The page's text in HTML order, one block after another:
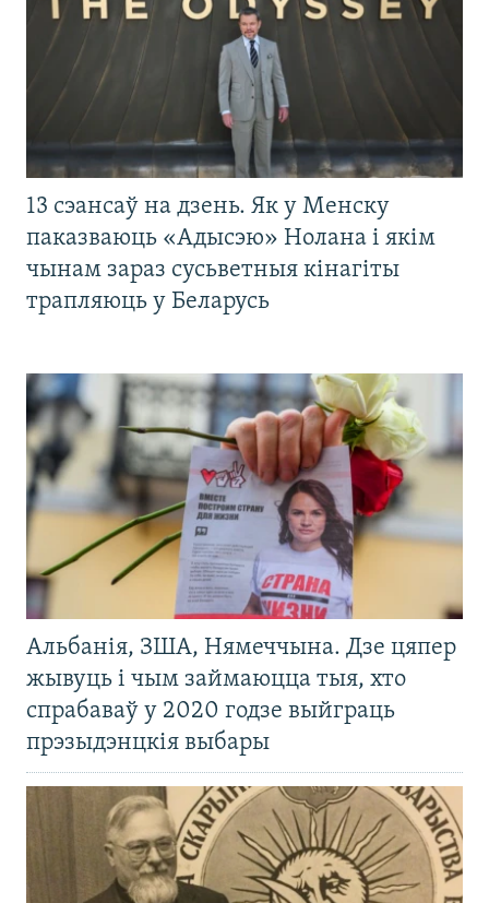
13 сэансаў на дзень. Як у Менску
паказваюць «Адысэю» Нолана і якім
чынам зараз сусьветныя кінагіты
трапляюць у Беларусь
Альбанія, ЗША, Нямеччына. Дзе цяпер
жывуць і чым займаюцца тыя, хто
спрабаваў у 2020 годзе выйграць
прэзыдэнцкія выбары